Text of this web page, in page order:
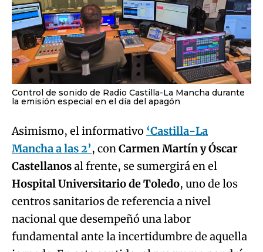
Control de sonido de Radio Castilla-La Mancha durante
la emisión especial en el día del apagón
Asimismo, el informativo ‘Castilla-La
Mancha a las 2’, conCarmen Martín y Óscar
Castellanosal frente, se sumergirá en el
Hospital Universitario de Toledo, uno de los
centros sanitarios de referencia a nivel
nacional que desempeñó una labor
fundamental ante la incertidumbre de aquella